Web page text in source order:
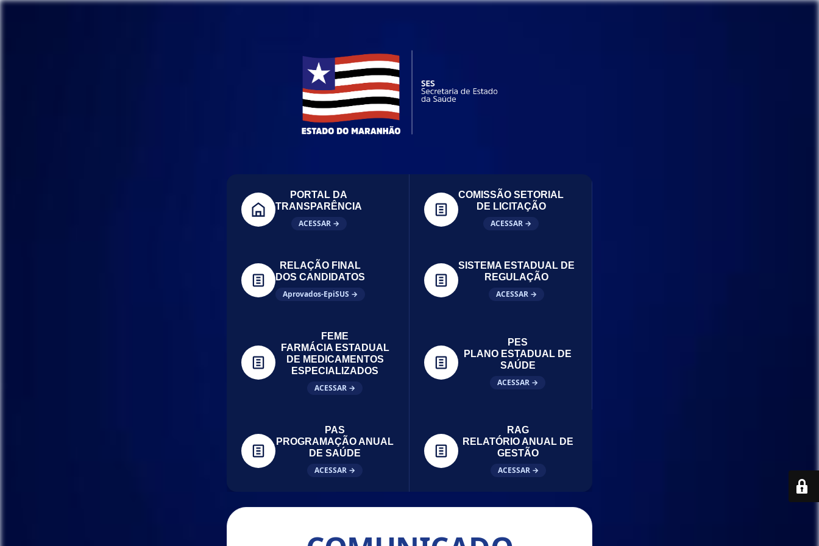
PORTAL DA
TRANSPARÊNCIA
ACESSAR →
COMISSÃO SETORIAL
DE LICITAÇÃO
ACESSAR →
RELAÇÃO FINAL
DOS CANDIDATOS
Aprovados-EpiSUS →
SISTEMA ESTADUAL DE
REGULAÇÃO
ACESSAR →
FEME
FARMÁCIA ESTADUAL
DE MEDICAMENTOS
ESPECIALIZADOS
ACESSAR →
PES
PLANO ESTADUAL DE
SAÚDE
ACESSAR →
PAS
PROGRAMAÇÃO ANUAL
DE SAÚDE
ACESSAR →
RAG
RELATÓRIO ANUAL DE
GESTÃO
ACESSAR →